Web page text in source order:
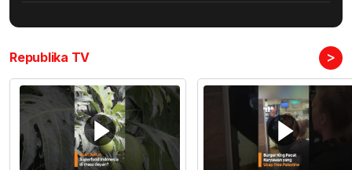
Republika TV >